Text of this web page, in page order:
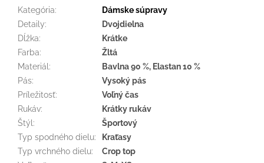
Kategória:
Dámske súpravy
Detaily:
Dvojdielna
Dĺžka:
Krátke
Farba:
Žltá
Materiál:
Bavlna 90 %, Elastan 10 %
Pás:
Vysoký pás
Príležitosť:
Voľný čas
Rukáv:
Krátky rukáv
Štýl:
Športový
Typ spodného dielu:
Kraťasy
Typ vrchného dielu:
Crop top